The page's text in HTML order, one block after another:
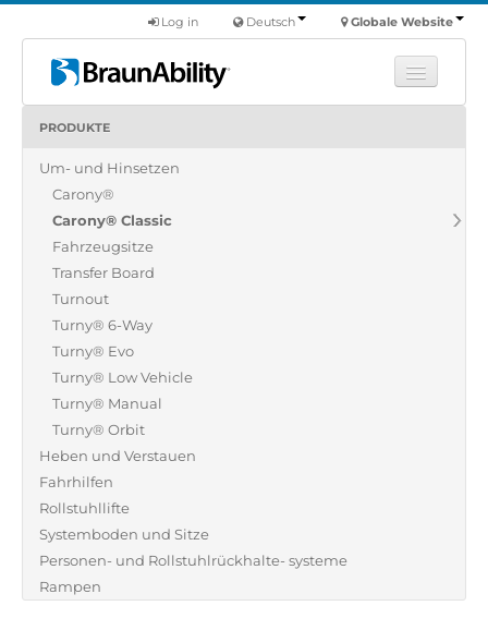
Globale Website
Deutsch
Log in
Produkte
Nutzfahrzeuge
Über uns
Finde einen Händler
PRODUKTE
Um- und Hinsetzen
Carony®
Carony® Classic
Fahrzeugsitze
Transfer Board
Turnout
Turny® 6-Way
Turny® Evo
Turny® Low Vehicle
Turny® Manual
Turny® Orbit
Heben und Verstauen
Fahrhilfen
Rollstuhllifte
Systemboden und Sitze
Personen- und Rollstuhlrückhalte- systeme
Rampen